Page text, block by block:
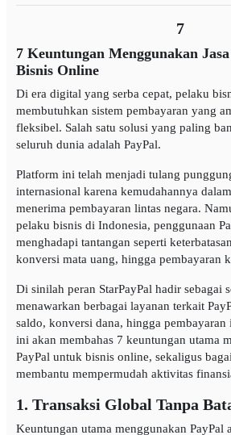
7
7 Keuntungan Menggunakan
Bisnis Online
Di era digital yang serba cepat, pelaku
membutuhkan sistem pembayaran yang
fleksibel. Salah satu solusi yang paling
seluruh dunia adalah PayPal.
Platform ini telah menjadi tulang
internasional karena kemudahannya
menerima pembayaran lintas negara.
pelaku bisnis di Indonesia, penggunaan
menghadapi tantangan seperti
konversi mata uang, hingga pembayaran
Di sinilah peran StarPayPal hadir sebagai
menawarkan berbagai layanan terkait
saldo, konversi dana, hingga
ini akan membahas 7 keuntungan utama
PayPal untuk bisnis online, sekaligus
membantu mempermudah aktivitas
1. Transaksi Global Tanpa
Keuntungan utama menggunakan PayPal